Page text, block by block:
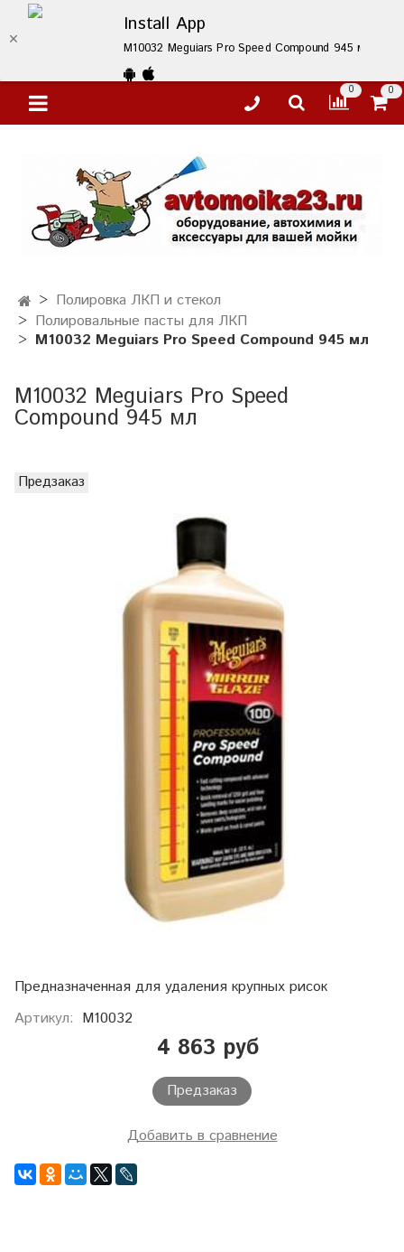
Install App
M10032 Meguiars Pro Speed Compound 945 мл –
0 0
Полировка ЛКП и стекол
Полировальные пасты для ЛКП
M10032 Meguiars Pro Speed Compound 945 мл
M10032 Meguiars Pro Speed
Compound 945 мл
Предзаказ
Предназначенная для удаления крупных рисок
Артикул: M10032
4 863 руб
Предзаказ
Добавить в сравнение